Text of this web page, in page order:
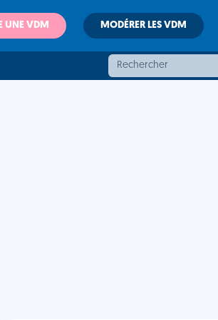
UNE VDM MODÉRER LES VDM